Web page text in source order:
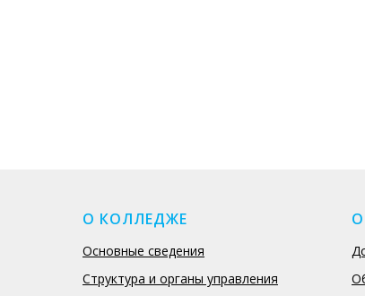
О КОЛЛЕДЖЕ
Основные сведения
Структура и органы управления